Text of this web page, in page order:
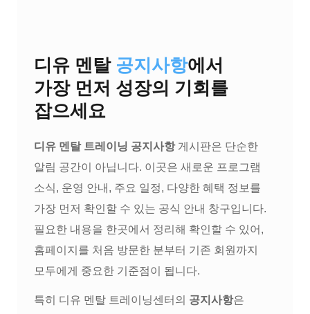
디유 멘탈 공지사항에서
가장 먼저 성장의 기회를
잡으세요
디유 멘탈 트레이닝 공지사항게시판은 단순한
알림 공간이 아닙니다. 이곳은 새로운 프로그램
소식, 운영 안내, 주요 일정, 다양한 혜택 정보를
가장 먼저 확인할 수 있는 공식 안내 창구입니다.
필요한 내용을 한곳에서 정리해 확인할 수 있어,
홈페이지를 처음 방문한 분부터 기존 회원까지
모두에게 중요한 기준점이 됩니다.
특히 디유 멘탈 트레이닝센터의 공지사항은